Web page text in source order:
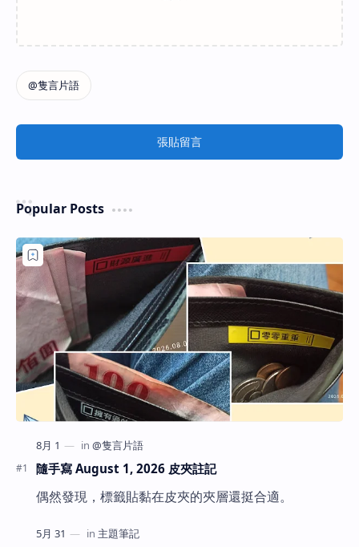
張貼留言
Popular Posts
隨手寫 August 1, 2026 皮夾註記
偶然發現，標籤貼黏在皮夾的夾層還挺合適。